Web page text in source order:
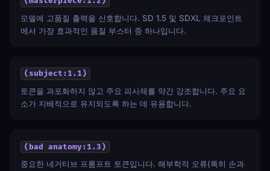
모델에 고품질 출력을 신호합니다. SD 1.5 및 SDXL 체크포인트
에서 가장 효과적인 품질 부스터 중 하나입니다.
(subject:1.1)
토큰을 과포화하지 않고 주요 피사체를 약간 강조합니다. 주요 요
소가 지배적으로 유지되도록 하는 데 유용합니다.
(bad anatomy:1.3)
중요한 네거티브 프롬프트 토큰입니다. 해부학적 오류(특히 손과